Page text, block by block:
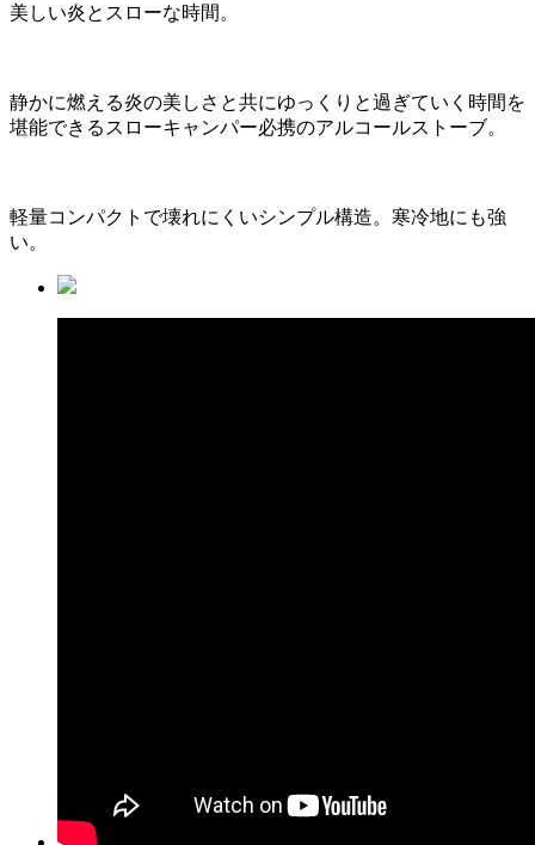
美しい炎とスローな時間。
静かに燃える炎の美しさと共にゆっくりと過ぎていく時間を
堪能できるスローキャンパー必携のアルコールストーブ。
軽量コンパクトで壊れにくいシンプル構造。寒冷地にも強
い。